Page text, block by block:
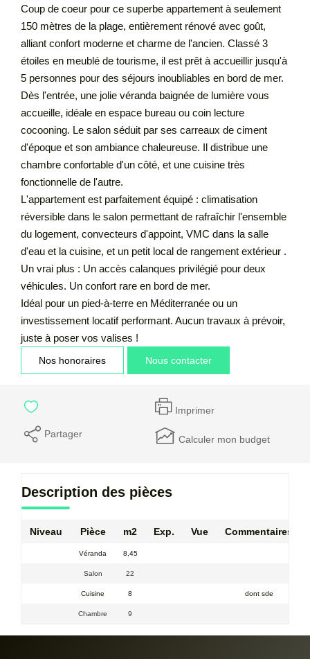
Coup de coeur pour ce superbe appartement à seulement
150 mètres de la plage, entièrement rénové avec goût,
alliant confort moderne et charme de l'ancien. Classé 3
étoiles en meublé de tourisme, il est prêt à accueillir jusqu'à
5 personnes pour des séjours inoubliables en bord de mer.
Dès l'entrée, une jolie véranda baignée de lumière vous
accueille, idéale en espace bureau ou coin lecture
cocooning. Le salon séduit par ses carreaux de ciment
d'époque et son ambiance chaleureuse. Il distribue une
chambre confortable d'un côté, et une cuisine très
fonctionnelle de l'autre.
L'appartement est parfaitement équipé : climatisation
réversible dans le salon permettant de rafraîchir l'ensemble
du logement, convecteurs d'appoint, VMC dans la salle
d'eau et la cuisine, et un petit local de rangement extérieur .
Un vrai plus : Un accès calanques privilégié pour deux
véhicules. Un confort rare en bord de mer.
Idéal pour un pied-à-terre en Méditerranée ou un
investissement locatif performant. Aucun travaux à prévoir,
juste à poser vos valises !
Nos honoraires Nous contacter
Imprimer
Partager Calculer mon budget
Description des pièces
Niveau Pièce m2 Exp. Vue Commentaires
Véranda 8,45
Salon 22
Cuisine 8 dont sde
Chambre 9